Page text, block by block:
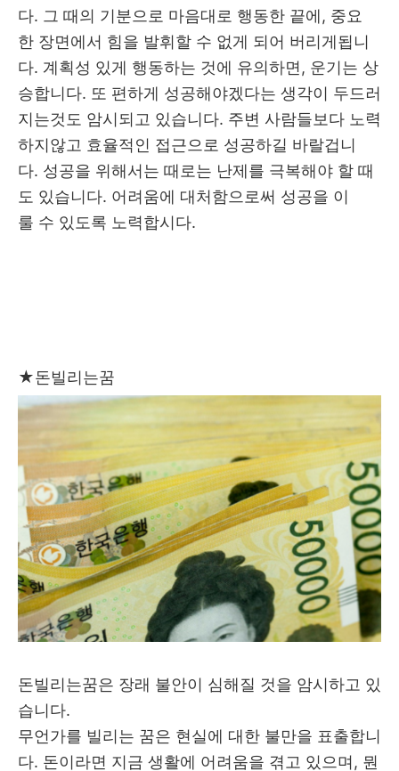
다. 그 때의 기분으로 마음대로 행동한 끝에, 중요
한 장면에서 힘을 발휘할 수 없게 되어 버리게됩니
다. 계획성 있게 행동하는 것에 유의하면, 운기는 상
승합니다. 또 편하게 성공해야겠다는 생각이 두드러
지는것도 암시되고 있습니다. 주변 사람들보다 노력
하지않고 효율적인 접근으로 성공하길 바랄겁니
다. 성공을 위해서는 때로는 난제를 극복해야 할 때
도 있습니다. 어려움에 대처함으로써 성공을 이
룰 수 있도록 노력합시다.
★돈빌리는꿈
돈빌리는꿈은 장래 불안이 심해질 것을 암시하고 있
습니다.
무언가를 빌리는 꿈은 현실에 대한 불만을 표출합니
다. 돈이라면 지금 생활에 어려움을 겪고 있으며, 뭔